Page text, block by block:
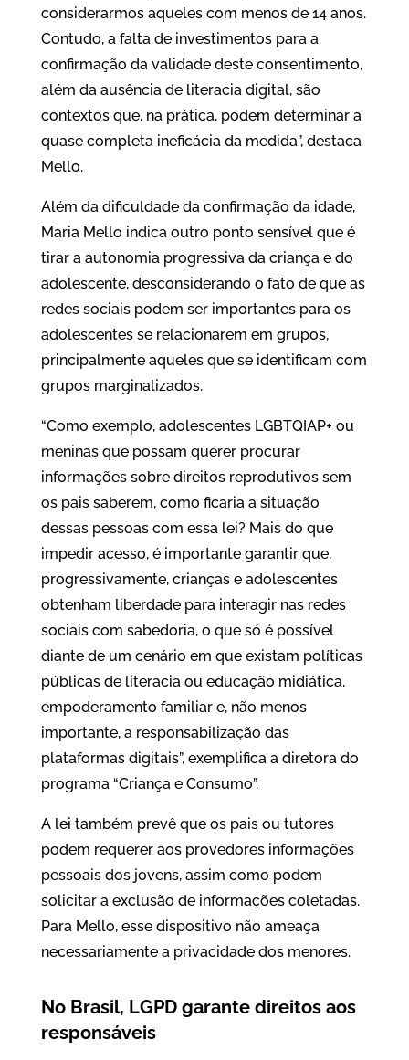
considerarmos aqueles com menos de 14 anos.
Contudo, a falta de investimentos para a
confirmação da validade deste consentimento,
além da ausência de literacia digital, são
contextos que, na prática, podem determinar a
quase completa ineficácia da medida”, destaca
Mello.
Além da dificuldade da confirmação da idade,
Maria Mello indica outro ponto sensível que é
tirar a autonomia progressiva da criança e do
adolescente, desconsiderando o fato de que as
redes sociais podem ser importantes para os
adolescentes se relacionarem em grupos,
principalmente aqueles que se identificam com
grupos marginalizados.
“Como exemplo, adolescentes LGBTQIAP+ ou
meninas que possam querer procurar
informações sobre direitos reprodutivos sem
os pais saberem, como ficaria a situação
dessas pessoas com essa lei? Mais do que
impedir acesso, é importante garantir que,
progressivamente, crianças e adolescentes
obtenham liberdade para interagir nas redes
sociais com sabedoria, o que só é possível
diante de um cenário em que existam políticas
públicas de literacia ou educação midiática,
empoderamento familiar e, não menos
importante, a responsabilização das
plataformas digitais”, exemplifica a diretora do
programa “Criança e Consumo”.
A lei também prevê que os pais ou tutores
podem requerer aos provedores informações
pessoais dos jovens, assim como podem
solicitar a exclusão de informações coletadas.
Para Mello, esse dispositivo não ameaça
necessariamente a privacidade dos menores.
No Brasil, LGPD garante direitos aos
responsáveis